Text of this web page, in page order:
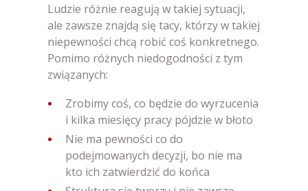
Ludzie różnie reagują w takiej sytuacji,
ale zawsze znajdą się tacy, którzy w takiej
niepewności chcą robić coś konkretnego.
Pomimo różnych niedogodności z tym
związanych:
Zrobimy coś, co będzie do wyrzucenia
i kilka miesięcy pracy pójdzie w błoto
Nie ma pewności co do
podejmowanych decyzji, bo nie ma
kto ich zatwierdzić do końca